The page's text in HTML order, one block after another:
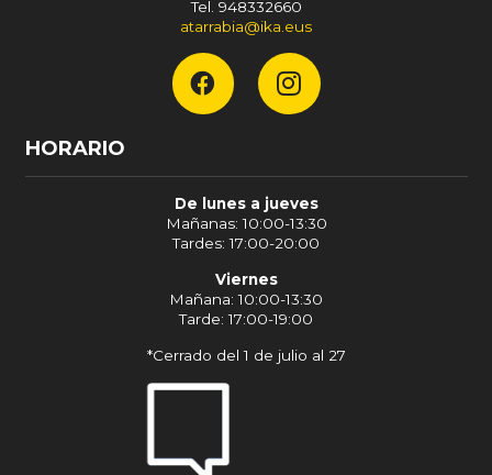
Tel. 948332660
atarrabia@ika.eus
HORARIO
De lunes a jueves
Mañanas: 10:00-13:30
Tardes: 17:00-20:00
Viernes
Mañana: 10:00-13:30
Tarde: 17:00-19:00
*Cerrado del 1 de julio al 27